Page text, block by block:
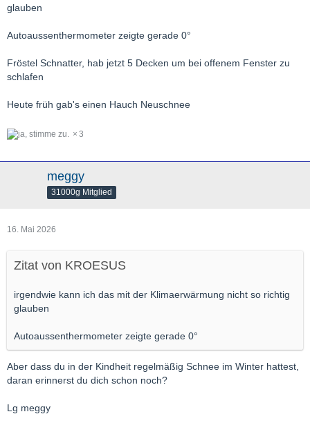
glauben
Autoaussenthermometer zeigte gerade 0°
Fröstel Schnatter, hab jetzt 5 Decken um bei offenem Fenster zu
schlafen
Heute früh gab's einen Hauch Neuschnee
3
meggy
31000g Mitglied
16. Mai 2026
Zitat von KROESUS
irgendwie kann ich das mit der Klimaerwärmung nicht so richtig
glauben
Autoaussenthermometer zeigte gerade 0°
Aber dass du in der Kindheit regelmäßig Schnee im Winter hattest,
daran erinnerst du dich schon noch?
Lg meggy